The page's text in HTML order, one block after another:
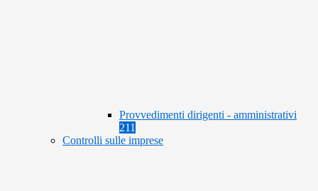
Provvedimenti dirigenti - amministrativi
211
Controlli sulle imprese